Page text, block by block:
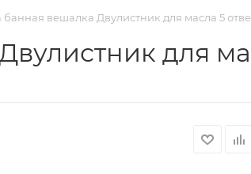
банная вешалка Двулистник для масла 5
для